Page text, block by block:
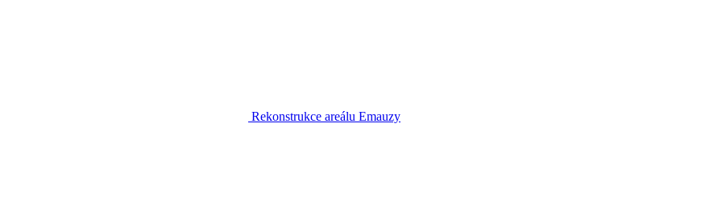
Rekonstrukce areálu Emauzy